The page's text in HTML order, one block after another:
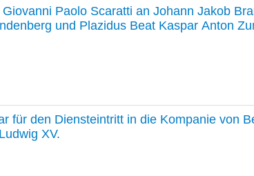
Paolo Scaratti an Johann Jakob
und Plazidus Beat Kaspar Anton
für den Diensteintritt in die Kompanie von
XV.